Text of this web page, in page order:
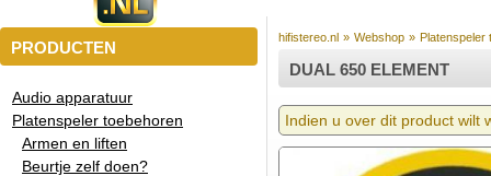
PRODUCTEN
Audio apparatuur
Platenspeler toebehoren
Armen en liften
Beurtje zelf doen?
hifistereo.nl » Webshop » Platenspeler
DUAL 650 ELEMENT
Indien u over dit product wilt